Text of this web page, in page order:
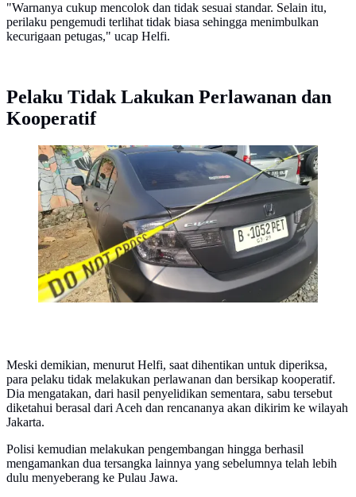
"Warnanya cukup mencolok dan tidak sesuai standar. Selain itu,
perilaku pengemudi terlihat tidak biasa sehingga menimbulkan
kecurigaan petugas," ucap Helfi.
Pelaku Tidak Lakukan Perlawanan dan
Kooperatif
Barang bukti mobil Honda Civic yang diamankan
polisi di Lampung membawa 30 kilogram sabu dari
Aceh tujuan Jakarta. (Liputan6.com/Ardi Munthe)
Meski demikian, menurut Helfi, saat dihentikan untuk diperiksa,
para pelaku tidak melakukan perlawanan dan bersikap kooperatif.
Dia mengatakan, dari hasil penyelidikan sementara, sabu tersebut
diketahui berasal dari Aceh dan rencananya akan dikirim ke wilayah
Jakarta.
Polisi kemudian melakukan pengembangan hingga berhasil
mengamankan dua tersangka lainnya yang sebelumnya telah lebih
dulu menyeberang ke Pulau Jawa.